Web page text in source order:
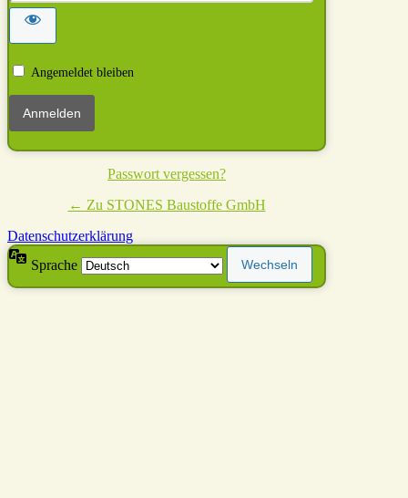
Angemeldet bleiben
Passwort vergessen?
← Zu STONES Baustoffe GmbH
Datenschutzerklärung
Sprache